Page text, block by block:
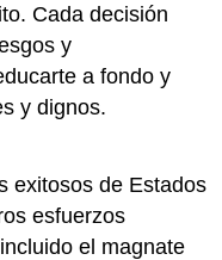
Cada decisión
y
a fondo y
y dignos.
exitosos de Estados
esfuerzos
el magnate